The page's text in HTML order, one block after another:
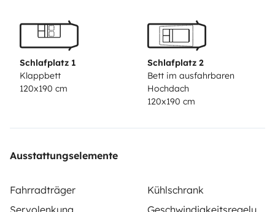
Schlafplatz 1
Klappbett
120x190 cm
Schlafplatz 2
Bett im ausfahrbaren
Hochdach
120x190 cm
Ausstattungselemente
Fahrradträger
Kühlschrank